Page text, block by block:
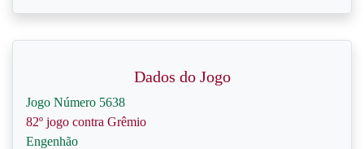
Dados do Jogo
Jogo Número 5638
82º jogo contra Grêmio
Engenhão